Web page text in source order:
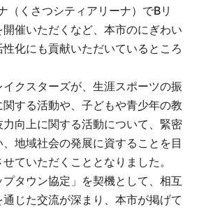
（くさつシティアリーナ）でBリ
催いただくなど、本市のにぎわい
化にも貢献いただいているところ
クスターズが、生涯スポーツの振
する活動や、子どもや青少年の教
向上に関する活動について、緊密
地域社会の発展に資することを目
ていただくこととなりました。
タウン協定」を契機として、相互
じた交流が深まり、本市が掲げて